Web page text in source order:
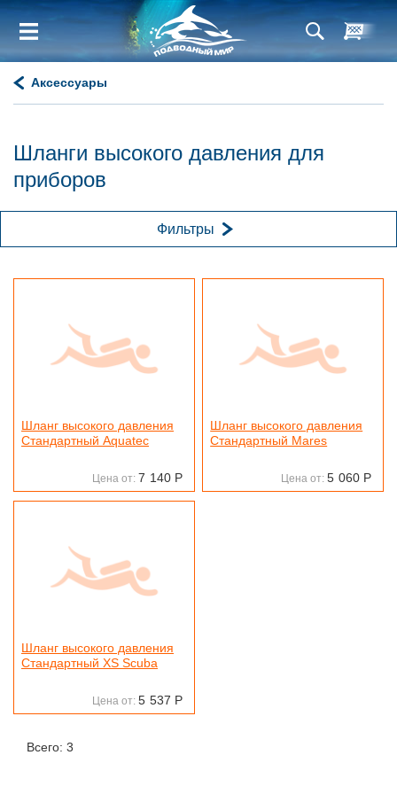
Аксессуары
Шланги высокого давления для
приборов
Фильтры
Шланг высокого давления
Стандартный Aquatec
Цена от: 7 140 Р
Шланг высокого давления
Стандартный Mares
Цена от: 5 060 Р
Шланг высокого давления
Стандартный XS Scuba
Цена от: 5 537 Р
Всего: 3